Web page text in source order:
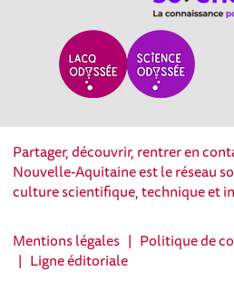
Partager, découvrir, rentrer en
Nouvelle-Aquitaine est le réseau
culture scientifique, technique et
Mentions légales | Politique de
| Ligne éditoriale